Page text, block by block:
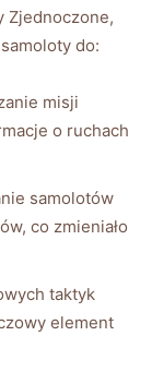
Zjednoczone,
do:
misji
o ruchach
samolotów
co zmieniało
taktyk
element